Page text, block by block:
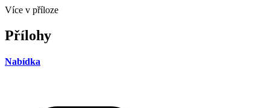
Více v příloze
Přílohy
Nabídka